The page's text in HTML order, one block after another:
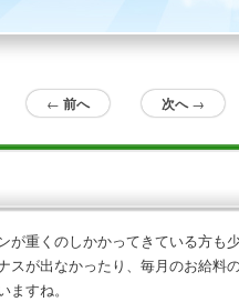
← 前へ 次へ→
が重くのしかかってきている方も
スが出なかったり、毎月のお給料
すね。